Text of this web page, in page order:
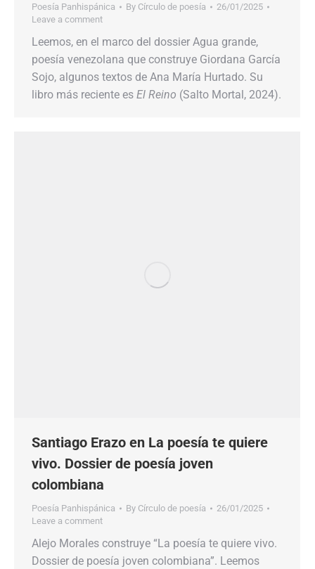
Poesía Panhispánica By Círculo de poesía
26/01/2025
Leave a comment
Leemos, en el marco del dossier Agua grande,
poesía venezolana que construye Giordana García
Sojo, algunos textos de Ana María Hurtado. Su
libro más reciente es El Reino (Salto Mortal, 2024).
Santiago Erazo en La poesía te quiere
vivo. Dossier de poesía joven
colombiana
Poesía Panhispánica By Círculo de poesía
26/01/2025
Leave a comment
Alejo Morales construye “La poesía te quiere vivo.
Dossier de poesía joven colombiana”. Leemos